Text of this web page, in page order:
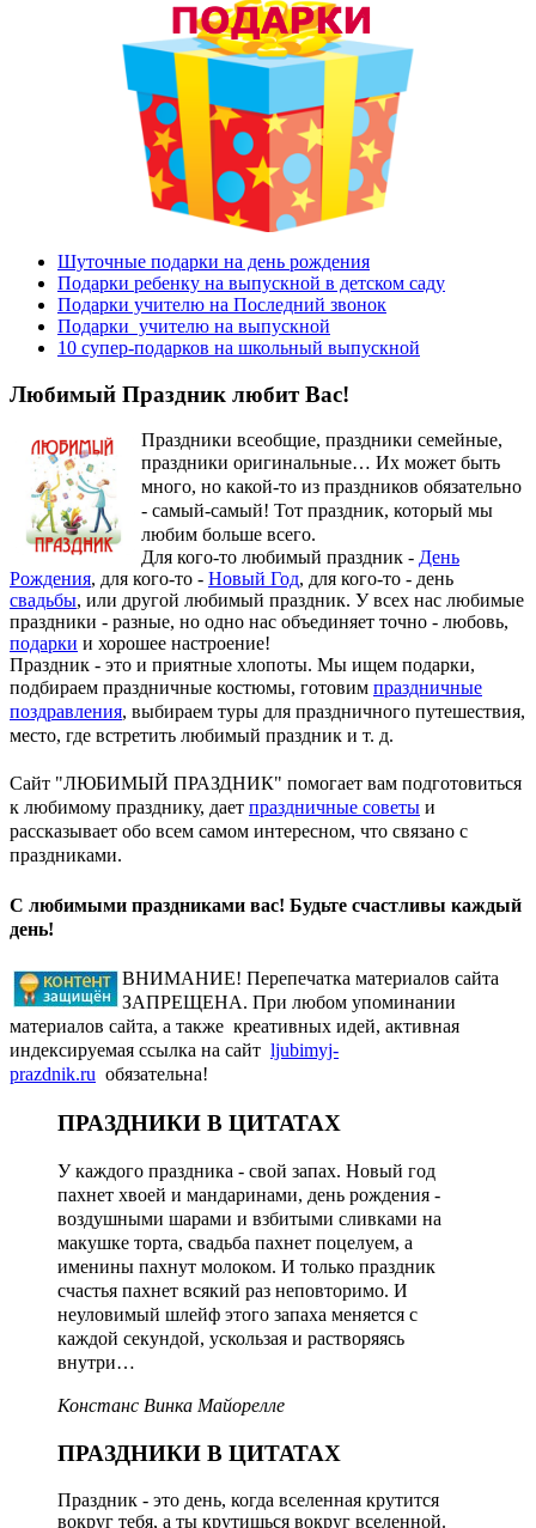
Шуточные подарки на день рождения
Подарки ребенку на выпускной в детском саду
Подарки учителю на Последний звонок
Подарки учителю на выпускной
10 супер-подарков на школьный выпускной
Любимый Праздник любит Вас!
Праздники всеобщие, праздники семейные,
праздники оригинальные… Их может быть
много, но какой-то из праздников обязательно
- самый-самый! Тот праздник, который мы
любим больше всего.
Для кого-то любимый праздник - День
Рождения, для кого-то - Новый Год, для кого-то - день
свадьбы, или другой любимый праздник. У всех нас любимые
праздники - разные, но одно нас объединяет точно - любовь,
подарки и хорошее настроение!
Праздник - это и приятные хлопоты. Мы ищем подарки,
подбираем праздничные костюмы, готовим праздничные
поздравления, выбираем туры для праздничного путешествия,
место, где встретить любимый праздник и т. д.
Сайт "ЛЮБИМЫЙ ПРАЗДНИК" помогает вам подготовиться
к любимому празднику, дает праздничные советы и
рассказывает обо всем самом интересном, что связано с
праздниками.
С любимыми праздниками вас! Будьте счастливы каждый
день!
ВНИМАНИЕ! Перепечатка материалов сайта
ЗАПРЕЩЕНА. При любом упоминании
материалов сайта, а также креативных идей, активная
индексируемая ссылка на сайт ljubimyj-
prazdnik.ru обязательна!
ПРАЗДНИКИ В ЦИТАТАХ
У каждого праздника - свой запах. Новый год
пахнет хвоей и мандаринами, день рождения -
воздушными шарами и взбитыми сливками на
макушке торта, свадьба пахнет поцелуем, а
именины пахнут молоком. И только праздник
счастья пахнет всякий раз неповторимо. И
неуловимый шлейф этого запаха меняется с
каждой секундой, ускользая и растворяясь
внутри…
Констанс Винка Майорелле
ПРАЗДНИКИ В ЦИТАТАХ
Праздник - это день, когда вселенная крутится
вокруг тебя, а ты крутишься вокруг вселенной.